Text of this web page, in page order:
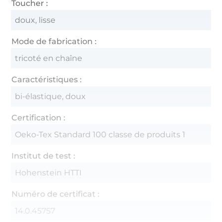
Toucher :
doux, lisse
Mode de fabrication :
tricoté en chaîne
Caractéristiques :
bi-élastique, doux
Certification :
Oeko-Tex Standard 100 classe de produits 1
Institut de test :
Hohenstein HTTI
Numéro de certificat :
14.0.45757